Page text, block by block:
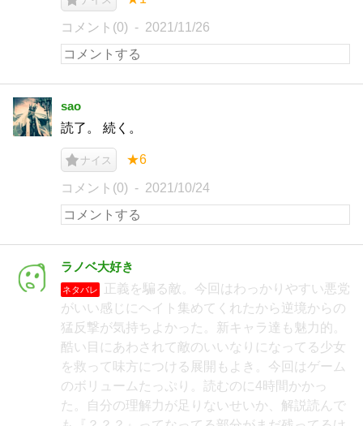
コメント(0) 2021/11/26
sao
読了。 続く。
ナイス ★6
コメント(0) 2021/10/24
ラノベ大好き
ネタバレ
正義を騙る敵。今回はわっかりやすい悪党
がいい感じにヘイト集めてくれたから逆境からの
猛反撃が気持ちよかった。新キャラ達も魅力的。
酷い目にあわされて敵のいいなりになってる少女
を救って味方につける展開もよき。今回はゲーム
のボリュームたっぷり。読むのに4時間かかっ
た。自分の理解力が足りないせいか、解説読んで